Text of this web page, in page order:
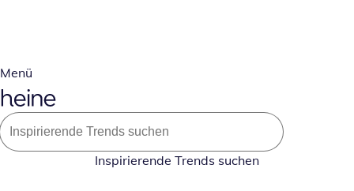
Menü
Inspirierende Trends suchen